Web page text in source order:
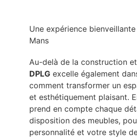
Une expérience
Mans
Au-delà de la construction
DPLG excelle également
comment transformer un
et esthétiquement plaisant.
prend en compte chaque
disposition des meubles,
personnalité et votre style